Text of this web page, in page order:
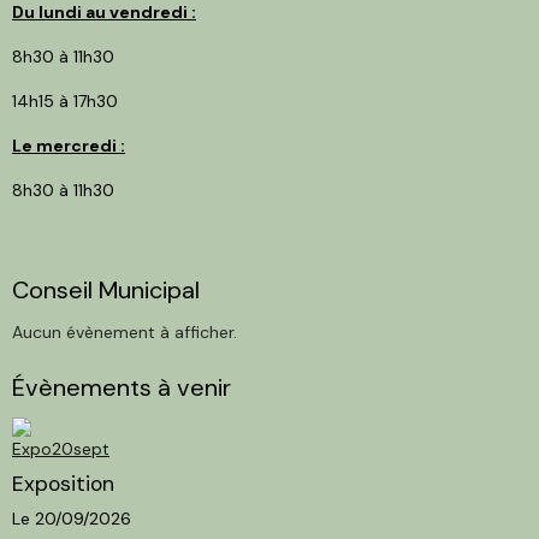
Du lundi au vendredi :
8h30 à 11h30
14h15 à 17h30
Le mercredi :
8h30 à 11h30
Conseil Municipal
Aucun évènement à afficher.
Évènements à venir
Exposition
Le 20/09/2026